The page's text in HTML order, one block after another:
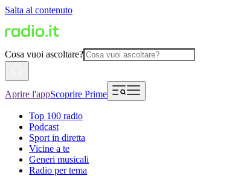
Salta al contenuto
Cosa vuoi ascoltare?
Aprire l'appScoprire Prime
Top 100 radio
Podcast
Sport in diretta
Vicine a te
Generi musicali
Radio per tema